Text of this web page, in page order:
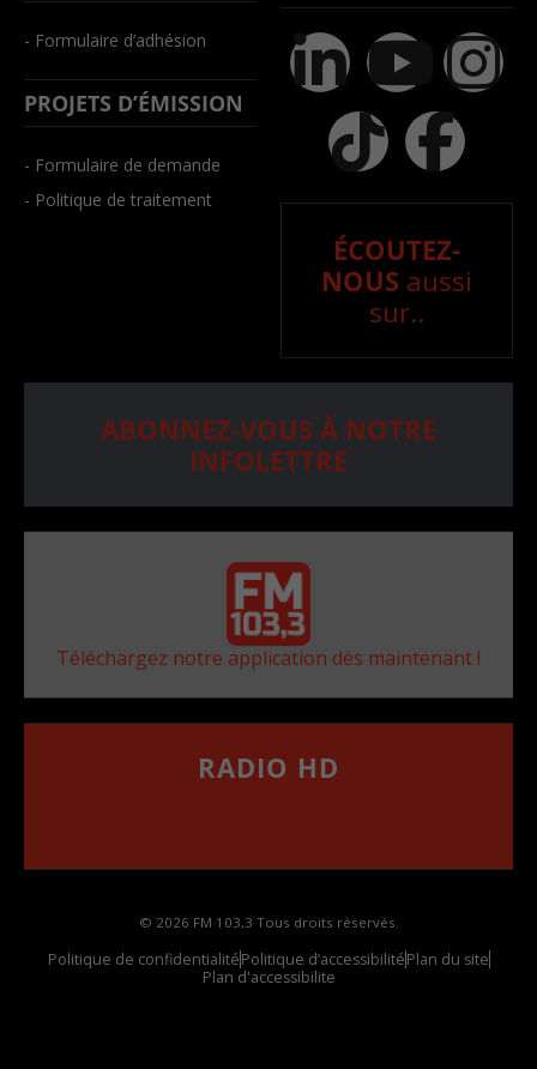
- Formulaire d’adhésion
PROJETS D’ÉMISSION
- Formulaire de demande
- Politique de traitement
ÉCOUTEZ-
NOUS aussi
sur..
ABONNEZ-VOUS À NOTRE
INFOLETTRE
Téléchargez notre application dès maintenant !
RADIO HD
© 2026 FM 103,3 Tous droits réservés.
Politique de confidentialitéPolitique d’accessibilitéPlan du site
Plan d'accessibilite